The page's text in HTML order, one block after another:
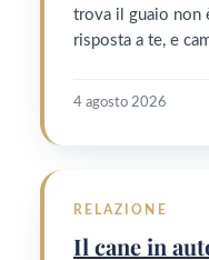
trova il guaio non
risposta a te, e
4 agosto 2026
RELAZIONE
Il cane in